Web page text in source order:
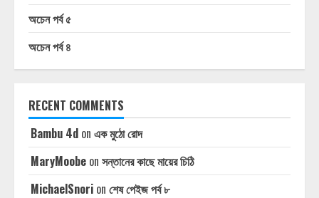
অচেন পর্ব ৫
অচেন পর্ব ৪
RECENT COMMENTS
Bambu 4d on এক মুঠো রোদ
MaryMoobe on সন্তানের কাছে মায়ের চিঠি
MichaelSnori on শেষ পেইজ পর্ব ৮